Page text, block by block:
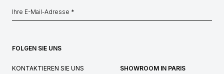
FOLGEN SIE UNS
KONTAKTIEREN SIE UNS
SHOWROOM IN PARIS